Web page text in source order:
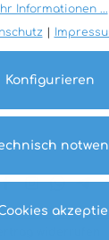
Informationen ...
|
Konfigurieren